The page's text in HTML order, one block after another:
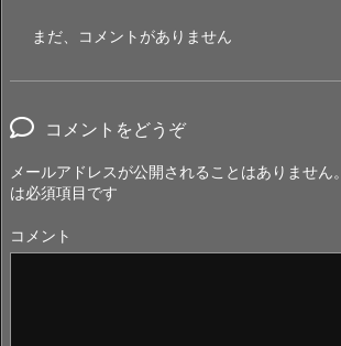
まだ、コメントがありません
コメントをどうぞ
メールアドレスが公開されることはありません。
は必須項目です
コメント